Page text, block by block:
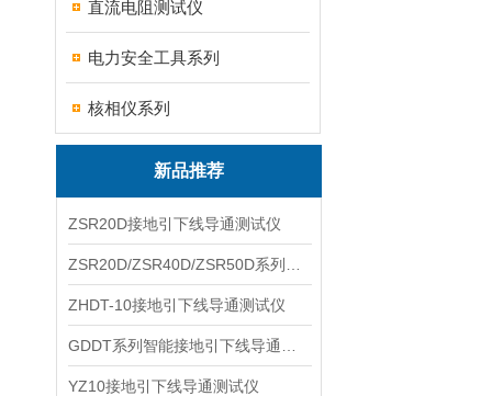
直流电阻测试仪
电力安全工具系列
核相仪系列
新品推荐
ZSR20D接地引下线导通测试仪
ZHDT-10接地引下线导通测试仪
YZ10接地引下线导通测试仪